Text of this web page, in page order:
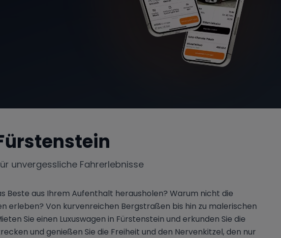
unvergessliche Fahrerlebnisse
Beste aus Ihrem Aufenthalt herausholen? Warum nicht die
erleben? Von kurvenreichen Bergstraßen bis hin zu malerischen
Sie einen Luxuswagen in Fürstenstein und erkunden Sie die
und genießen Sie die Freiheit und den Nervenkitzel, den nur